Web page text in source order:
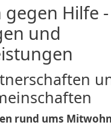
Hilfe -
und
rund ums